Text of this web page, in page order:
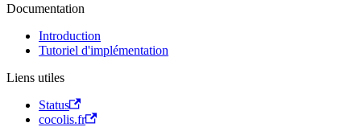
Documentation
Introduction
Tutoriel d'implémentation
Liens utiles
Status
cocolis.fr